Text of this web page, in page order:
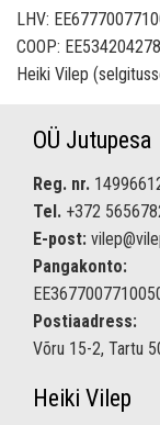
LHV:
COOP:
Heiki Vilep
OÜ Jutupesa
Reg. nr.
Tel. +372
E-post:
Pangakonto:
Postiaadress:
Võru 15-2, Tartu
Heiki Vilep